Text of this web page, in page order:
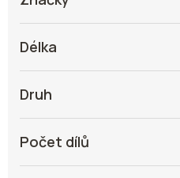
Délka
Druh
Počet dílů